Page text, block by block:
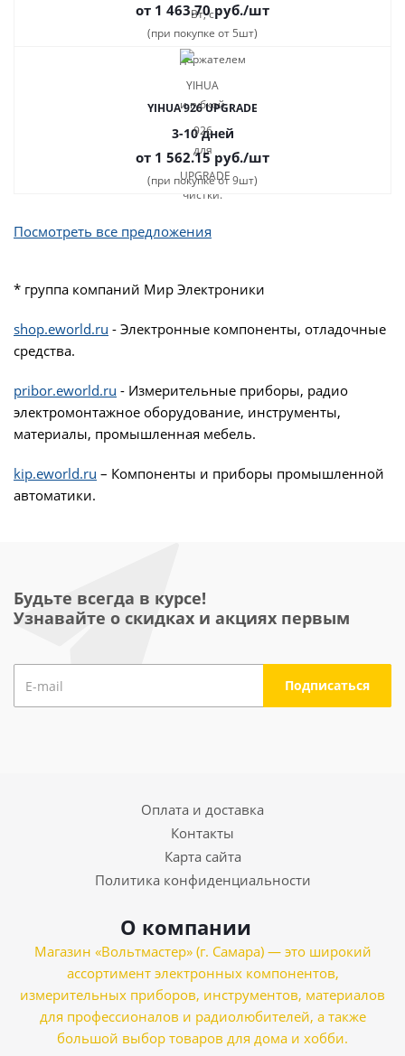
от 1 463.70 руб./шт
(при покупке от 5шт)
YIHUA 926 UPGRADE
3-10 дней
от 1 562.15 руб./шт
(при покупке от 9шт)
Посмотреть все предложения
* группа компаний Мир Электроники
shop.eworld.ru - Электронные компоненты, отладочные
средства.
pribor.eworld.ru - Измерительные приборы, радио
электромонтажное оборудование, инструменты,
материалы, промышленная мебель.
kip.eworld.ru – Компоненты и приборы промышленной
автоматики.
Будьте всегда в курсе!
Узнавайте о скидках и акциях первым
Оплата и доставка
Контакты
Карта сайта
Политика конфиденциальности
О компании
Магазин «Вольтмастер» (г. Самара) — это широкий
ассортимент электронных компонентов,
измерительных приборов, инструментов, материалов
для профессионалов и радиолюбителей, а также
большой выбор товаров для дома и хобби.